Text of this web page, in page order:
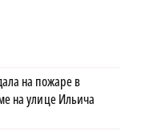
на пожаре в
на улице Ильича